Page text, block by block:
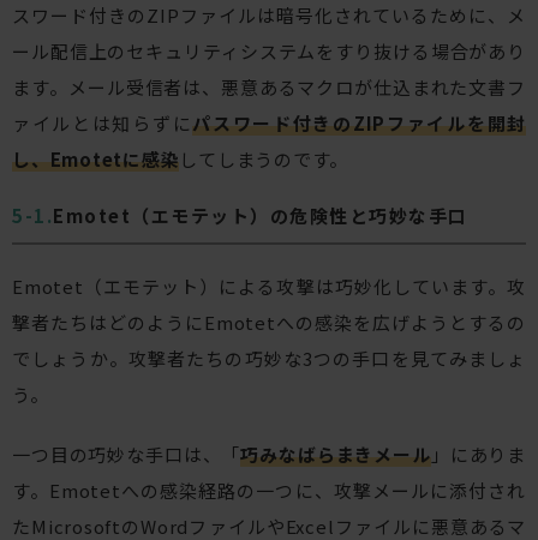
スワード付きのZIPファイルは暗号化されているために、メ
ール配信上のセキュリティシステムをすり抜ける場合があり
ます。メール受信者は、悪意あるマクロが仕込まれた文書フ
ァイルとは知らずにパスワード付きのZIPファイルを開封
し、Emotetに感染してしまうのです。
Emotet（エモテット）の危険性と巧妙な手口
Emotet（エモテット）による攻撃は巧妙化しています。攻
撃者たちはどのようにEmotetへの感染を広げようとするの
でしょうか。攻撃者たちの巧妙な3つの手口を見てみましょ
う。
一つ目の巧妙な手口は、「巧みなばらまきメール」にありま
す。Emotetへの感染経路の一つに、攻撃メールに添付され
たMicrosoftのWordファイルやExcelファイルに悪意あるマ